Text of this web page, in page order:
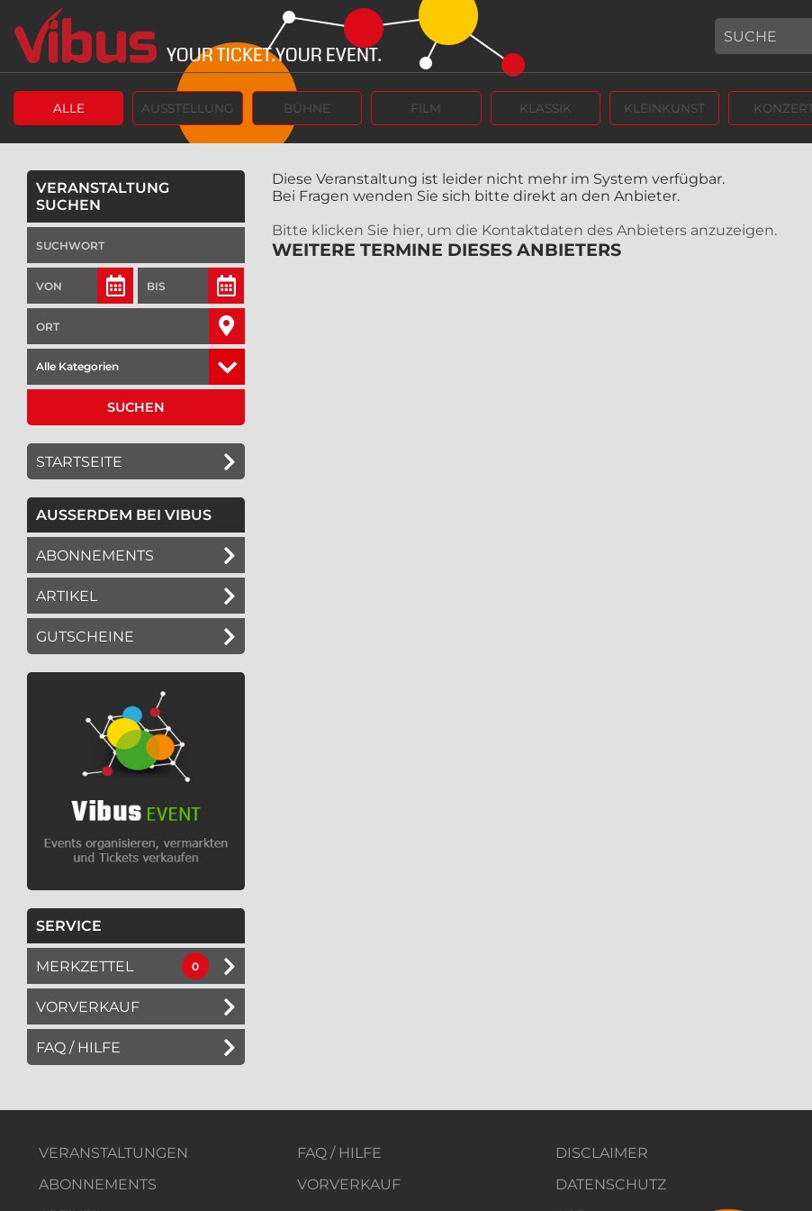
ALLE AUSSTELLUNG BÜHNE FILM KLASSIK KLEINKUNST KONZERT
VERANSTALTUNG
SUCHEN
STARTSEITE
AUSSERDEM BEI VIBUS
ABONNEMENTS
ARTIKEL
GUTSCHEINE
SERVICE
MERKZETTEL 0
VORVERKAUF
FAQ / HILFE
Diese Veranstaltung ist leider nicht mehr im System verfügbar.
Bei Fragen wenden Sie sich bitte direkt an den Anbieter.
Bitte klicken Sie hier, um die Kontaktdaten des Anbieters anzuzeigen.
WEITERE TERMINE DIESES ANBIETERS
VERANSTALTUNGEN
ABONNEMENTS
FAQ / HILFE
VORVERKAUF
DISCLAIMER
DATENSCHUTZ